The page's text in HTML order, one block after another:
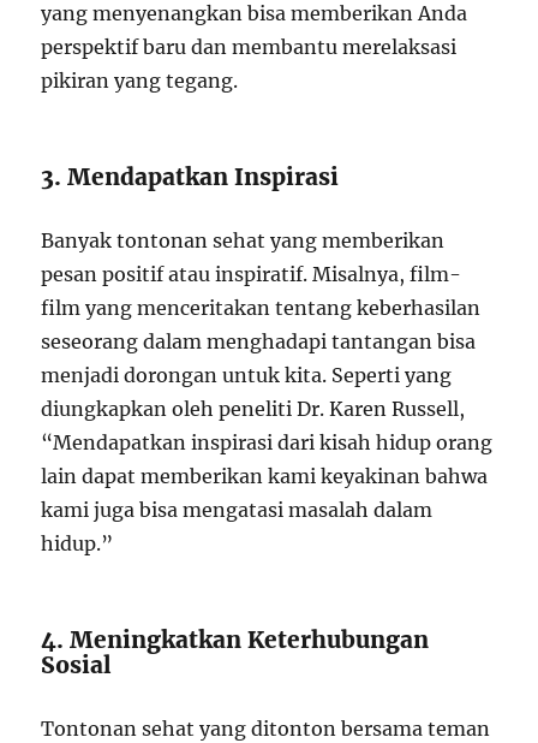
yang menyenangkan bisa memberikan Anda
perspektif baru dan membantu merelaksasi
pikiran yang tegang.
3. Mendapatkan Inspirasi
Banyak tontonan sehat yang memberikan
pesan positif atau inspiratif. Misalnya, film-
film yang menceritakan tentang keberhasilan
seseorang dalam menghadapi tantangan bisa
menjadi dorongan untuk kita. Seperti yang
diungkapkan oleh peneliti Dr. Karen Russell,
“Mendapatkan inspirasi dari kisah hidup orang
lain dapat memberikan kami keyakinan bahwa
kami juga bisa mengatasi masalah dalam
hidup.”
4. Meningkatkan Keterhubungan
Sosial
Tontonan sehat yang ditonton bersama teman